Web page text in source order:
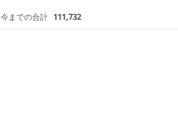
今までの合計 111,732